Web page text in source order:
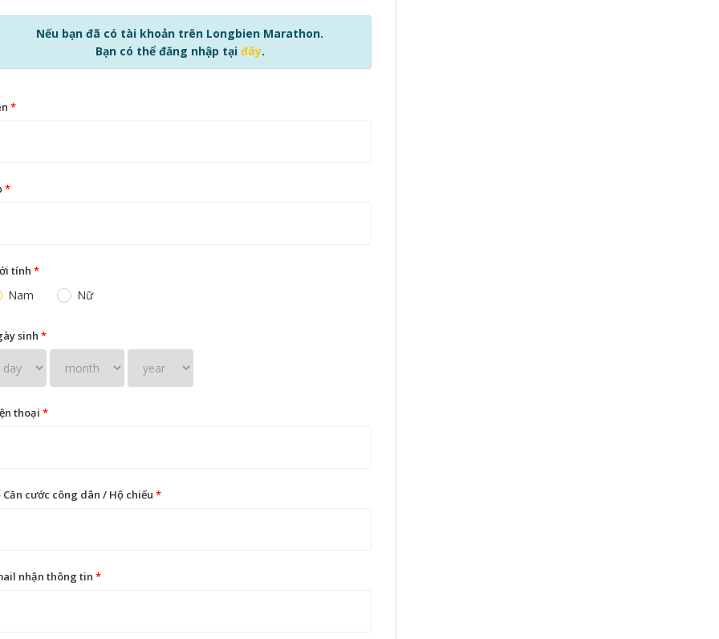
Nếu bạn đã có tài khoản trên Longbien Marathon.
Bạn có thể đăng nhập tại đây.
*
*
tính *
Nam Nữ
sinh *
thoại *
Căn cước công dân / Hộ chiếu *
nhận thông tin *